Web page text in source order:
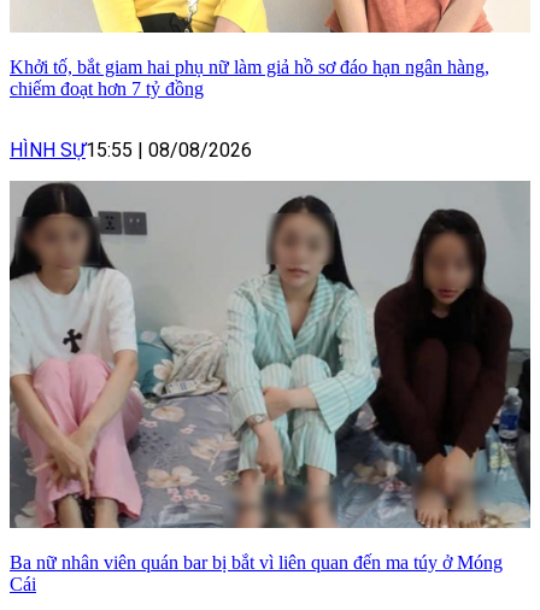
Khởi tố, bắt giam hai phụ nữ làm giả hồ sơ đáo hạn ngân hàng,
chiếm đoạt hơn 7 tỷ đồng
HÌNH SỰ15:55 08/08/2026
Ba nữ nhân viên quán bar bị bắt vì liên quan đến ma túy ở Móng
Cái